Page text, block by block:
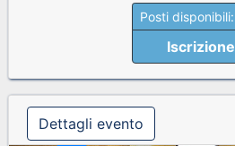
Posti disponibili:
Iscrizione
Dettagli evento